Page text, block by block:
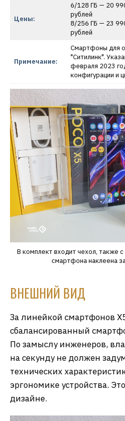
Цены:
6/128 ГБ — 20
рублей
8/256 ГБ — 23
рублей
Примечание:
Смартфоны для
"Ситилинк".
февраля 2023
конфигурации и
В комплект входит чехол, также
смартфона наклеена
ВНЕШНИЙ ВИД
За линейкой смартфонов
сбалансированный
По замыслу инженеров,
на секунду не должен
технических
эргономике устройства.
дизайне.